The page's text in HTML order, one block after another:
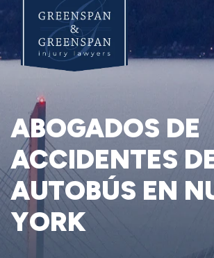
includes
ABOGADOS DE
ACCIDENTES
AUTOBÚS EN
YORK